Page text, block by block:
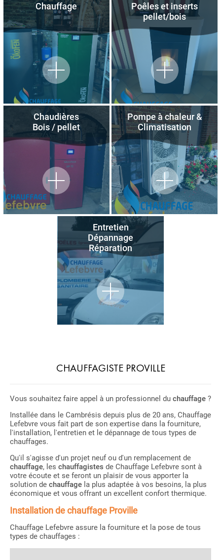
Chauffage
Poêles et inserts
pellet/bois
Chaudières
Bois / pellet
Pompe à chaleur &
Climatisation
Entretien
Dépannage
Réparation
CHAUFFAGISTE PROVILLE
Vous souhaitez faire appel à un professionnel du chauffage ?
Installée dans le Cambrésis depuis plus de 20 ans, Chauffage
Lefebvre vous fait part de son expertise dans la fourniture,
l'installation, l'entretien et le dépannage de tous types de
chauffages.
Qu'il s'agisse d'un projet neuf ou d'un remplacement de
chauffage, les chauffagistes de Chauffage Lefebvre sont à
votre écoute et se feront un plaisir de vous apporter la
solution de chauffage la plus adaptée à vos besoins, la plus
économique et vous offrant un excellent confort thermique.
Installation de chauffage Proville
Chauffage Lefebvre assure la fourniture et la pose de tous
types de chauffages :